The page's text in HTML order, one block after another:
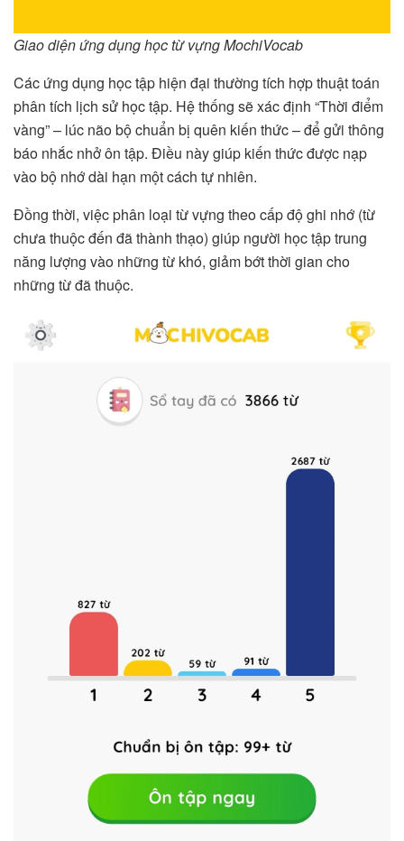
Giao diện ứng dụng học từ vựng MochiVocab
Các ứng dụng học tập hiện đại thường tích hợp thuật toán
phân tích lịch sử học tập. Hệ thống sẽ xác định “Thời điểm
vàng” – lúc não bộ chuẩn bị quên kiến thức – để gửi thông
báo nhắc nhở ôn tập. Điều này giúp kiến thức được nạp
vào bộ nhớ dài hạn một cách tự nhiên.
Đồng thời, việc phân loại từ vựng theo cấp độ ghi nhớ (từ
chưa thuộc đến đã thành thạo) giúp người học tập trung
năng lượng vào những từ khó, giảm bớt thời gian cho
những từ đã thuộc.